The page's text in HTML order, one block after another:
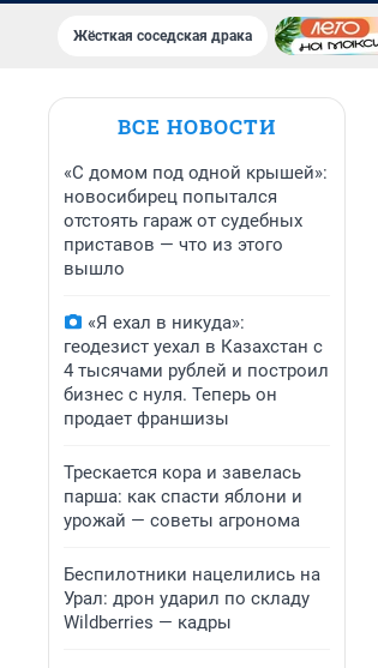
Жёсткая соседская драка
ВСЕ НОВОСТИ
«С домом под одной крышей»:
новосибирец попытался
отстоять гараж от судебных
приставов — что из этого
вышло
«Я ехал в никуда»:
геодезист уехал в Казахстан с
4 тысячами рублей и построил
бизнес с нуля. Теперь он
продает франшизы
Трескается кора и завелась
парша: как спасти яблони и
урожай — советы агронома
Беспилотники нацелились на
Урал: дрон ударил по складу
Wildberries — кадры